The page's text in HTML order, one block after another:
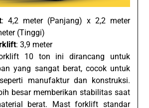
: 4,2 meter (Panjang) x 2,2 meter
(Tinggi)
: 3,9 meter
10 ton ini dirancang untuk
yang sangat berat, cocok untuk
manufaktur dan konstruksi.
besar memberikan stabilitas saat
berat. Mast forklift standar